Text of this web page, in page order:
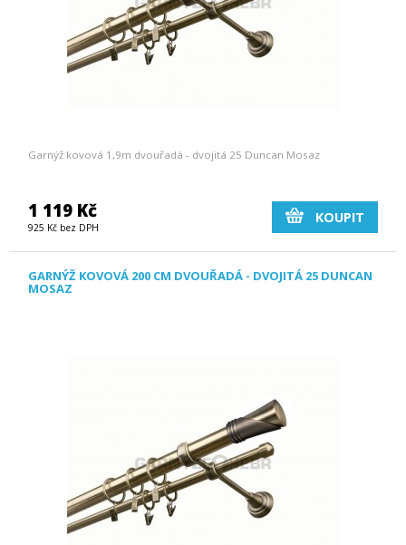
Garnýž kovová 1,9m dvouřadá - dvojitá 25 Duncan Mosaz
1 119 Kč
925 Kč bez DPH
KOUPIT
GARNÝŽ KOVOVÁ 200 CM DVOUŘADÁ - DVOJITÁ 25 DUNCAN
MOSAZ